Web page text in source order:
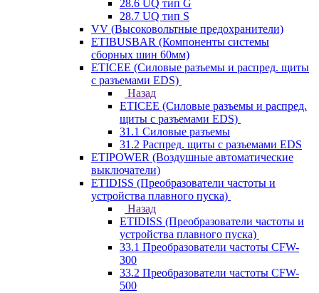
28.6 UQ тип G
28.7 UQ тип S
VV (Высоковольтные предохранители)
ETIBUSBAR (Компоненты системы
сборных шин 60мм)
ETICEE (Силовые разъемы и распред. щиты
с разъемами EDS)
Назад
ETICEE (Силовые разъемы и распред.
щиты с разъемами EDS)
31.1 Силовые разъемы
31.2 Распред. щиты с разъемами EDS
ETIPOWER (Воздушные автоматические
выключатели)
ETIDISS (Преобразователи частоты и
устройства плавного пуска)
Назад
ETIDISS (Преобразователи частоты и
устройства плавного пуска)
33.1 Преобразователи частоты CFW-
300
33.2 Преобразователи частоты CFW-
500